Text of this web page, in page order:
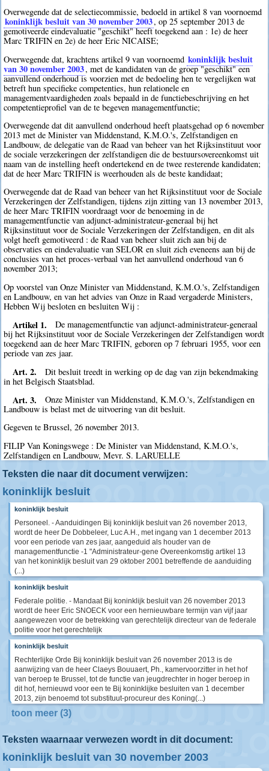
Overwegende dat de selectiecommissie, bedoeld in artikel 8 van voornoemd
koninklijk besluit van 30 november 2003, op 25 september 2013 de
gemotiveerde eindevaluatie "geschikt" heeft toegekend aan : 1e) de heer
Marc TRIFIN en 2e) de heer Eric NICAISE;
Overwegende dat, krachtens artikel 9 van voornoemd koninklijk besluit
van 30 november 2003, met de kandidaten van de groep "geschikt" een
aanvullend onderhoud is voorzien met de bedoeling hen te vergelijken wat
betreft hun specifieke competenties, hun relationele en
managementvaardigheden zoals bepaald in de functiebeschrijving en het
competentieprofiel van de te begeven managementfunctie;
Overwegende dat dit aanvullend onderhoud heeft plaatsgehad op 6 november
2013 met de Minister van Middenstand, K.M.O.'s, Zelfstandigen en
Landbouw, de delegatie van de Raad van beheer van het Rijksinstituut voor
de sociale verzekeringen der zelfstandigen die de bestuursovereenkomst uit
naam van de instelling heeft ondertekend en de twee resterende kandidaten;
dat de heer Marc TRIFIN is weerhouden als de beste kandidaat;
Overwegende dat de Raad van beheer van het Rijksinstituut voor de Sociale
Verzekeringen der Zelfstandigen, tijdens zijn zitting van 13 november 2013,
de heer Marc TRIFIN voordraagt voor de benoeming in de
managementfunctie van adjunct-administrateur-generaal bij het
Rijksinstituut voor de Sociale Verzekeringen der Zelfstandigen, en dit als
volgt heeft gemotiveerd : de Raad van beheer sluit zich aan bij de
observaties en eindevaluatie van SELOR en sluit zich eveneens aan bij de
conclusies van het proces-verbaal van het aanvullend onderhoud van 6
november 2013;
Op voorstel van Onze Minister van Middenstand, K.M.O.'s, Zelfstandigen
en Landbouw, en van het advies van Onze in Raad vergaderde Ministers,
Hebben Wij besloten en besluiten Wij :
Artikel 1.
De managementfunctie van adjunct-administrateur-generaal
bij het Rijksinstituut voor de Sociale Verzekeringen der Zelfstandigen wordt
toegekend aan de heer Marc TRIFIN, geboren op 7 februari 1955, voor een
periode van zes jaar.
Art. 2.
Dit besluit treedt in werking op de dag van zijn bekendmaking
in het Belgisch Staatsblad.
Art. 3.
Onze Minister van Middenstand, K.M.O.'s, Zelfstandigen en
Landbouw is belast met de uitvoering van dit besluit.
Gegeven te Brussel, 26 november 2013.
FILIP Van Koningswege : De Minister van Middenstand, K.M.O.'s,
Zelfstandigen en Landbouw, Mevr. S. LARUELLE
Teksten die naar dit document verwijzen:
koninklijk besluit
koninklijk besluit
Personeel. - Aanduidingen Bij koninklijk besluit van 26 november 2013,
wordt de heer De Dobbeleer, Luc A.H., met ingang van 1 december 2013
voor een periode van zes jaar, aangeduid als houder van de
managementfunctie -1 "Administrateur-gene Overeenkomstig artikel 13
van het koninklijk besluit van 29 oktober 2001 betreffende de aanduiding
(...)
koninklijk besluit
Federale politie. - Mandaat Bij koninklijk besluit van 26 november 2013
wordt de heer Eric SNOECK voor een hernieuwbare termijn van vijf jaar
aangewezen voor de betrekking van gerechtelijk directeur van de federale
politie voor het gerechtelijk
koninklijk besluit
Rechterlijke Orde Bij koninklijk besluit van 26 november 2013 is de
aanwijzing van de heer Claeys Bouuaert, Ph., kamervoorzitter in het hof
van beroep te Brussel, tot de functie van jeugdrechter in hoger beroep in
dit hof, hernieuwd voor een te Bij koninklijke besluiten van 1 december
2013, zijn benoemd tot substituut-procureur des Koning(...)
toon meer (3)
Teksten waarnaar verwezen wordt in dit document:
koninklijk besluit van 30 november 2003